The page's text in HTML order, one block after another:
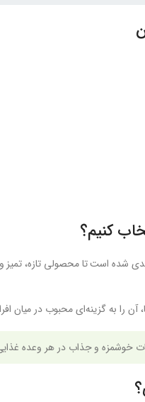
کنیم؟
شده است تا محصولی تازه، تمیز و
آن را به گزینه‌ای محبوب در
خوشمزه و جذاب در هر وعده